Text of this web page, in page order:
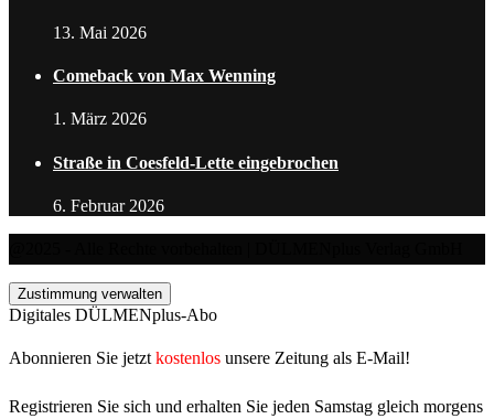
13. Mai 2026
Comeback von Max Wenning
1. März 2026
Straße in Coesfeld-Lette eingebrochen
6. Februar 2026
Zustimmung verwalten
Digitales DÜLMENplus-Abo
Abonnieren Sie jetzt kostenlos unsere Zeitung als E-Mail!
Registrieren Sie sich und erhalten Sie jeden Samstag gleich morgens